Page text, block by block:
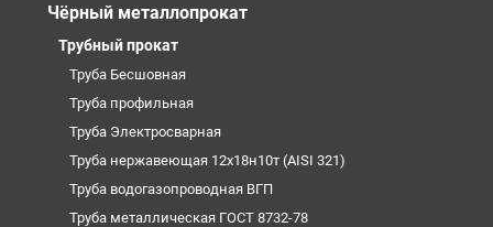
Чёрный металлопрокат
Трубный прокат
Труба Бесшовная
Труба профильная
Труба Электросварная
Труба нержавеющая 12х18н10т (AISI 321)
Труба водогазопроводная ВГП
Труба металлическая ГОСТ 8732-78